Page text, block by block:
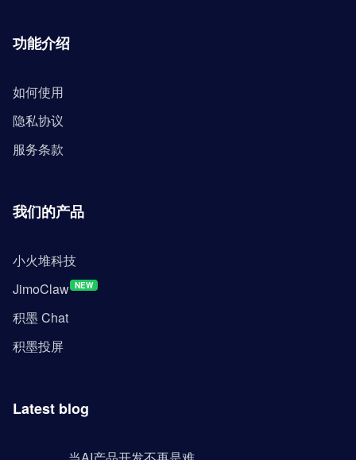
功能介绍
如何使用
隐私协议
服务条款
我们的产品
小火堆科技
JimoClaw NEW
积墨 Chat
积墨投屏
Latest blog